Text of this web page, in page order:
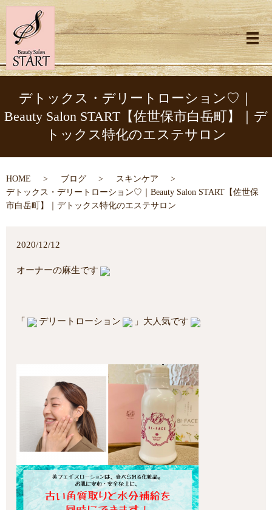
メ
デトックス・デリートローション♡｜
Beauty Salon START【佐世保市白岳町】｜デ
トックス特化のエステサロン
HOME ブログ
スキンケア
デトックス・デリートローション♡｜Beauty Salon START【佐世保
市白岳町】｜デトックス特化のエステサロン
2020/12/12
オーナーの麻生です
「 デリートローション 」大人気です